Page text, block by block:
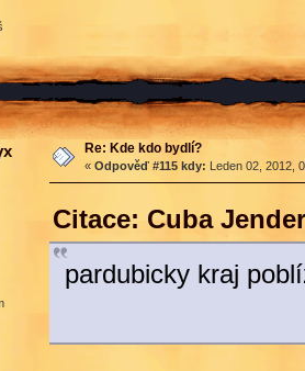
Re: Kde kdo bydlí?
« Odpověď #115 kdy: Leden 02, 2012,
Citace: Cuba
pardubicky kraj